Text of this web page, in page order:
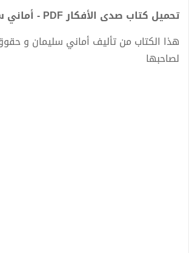
تحميل كتاب صدى الأفكار PDF - أماني سليمان
هذا الكتاب من تأليف أماني سليمان و
لصاحبها